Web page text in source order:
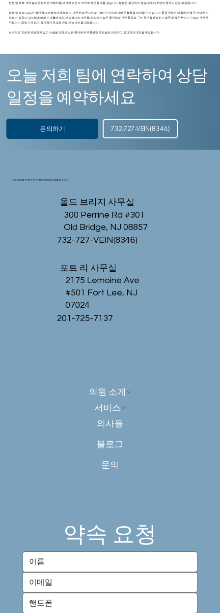
완료 및 회복: 색전술이 완료되면 카테터를 제거하고 천자 부위에 작은 붕대를 감습니다. 봉합은 필요하지 않습니다. 대부분의 환자는 당일 퇴원합니다.
회복 및 결과: GAE는 일반적으로 빠르게 회복되며, 대부분의 환자는 24~48시간 이내에 가벼운 활동을 재개할 수 있습니다. 통증 완화는 며칠에서 몇 주 사이에 시
작되며, 염증이 감소함에 따라 수개월에 걸쳐 지속적으로 개선됩니다. 이 시술은 골관절염 관련 통증의 근본 원인을 해결하기 때문에 많은 환자가 수술과 관련된
위험이나 회복 기간 없이 장기적인 효과와 관절 기능 개선을 경험합니다.
보수적인 치료에 반응하지 않고 수술을 피하고 싶은 환자에게 무릎동맥 색전술은 안전하고 효과적인 대안을 제공합니다.
오늘 저희 팀에 연락하여 상담
일정을 예약하세요
문의하기 732-727-VEIN(8346)
의원 소개
서비스
의사들
블로그
문의
약속 요청
Vascular & Interventional Specialists, PC
올드 브리지 사무실
300 Perrine Rd #301
Old Bridge, NJ 08857
732-727-VEIN(8346)
포트 리 사무실
2175 Lemoine Ave
#501 Fort Lee, NJ
07024
201-725-7137